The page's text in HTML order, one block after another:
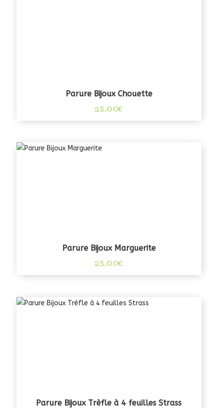
Parure Bijoux Chouette
25,00€
Parure Bijoux Marguerite
25,00€
Parure Bijoux Trèfle à 4 feuilles Strass